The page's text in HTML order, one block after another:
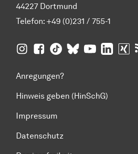
44227 Dortmund
Telefon: +49 (0)231 / 755-1
TU Dortmund aufInsta­gram
TU Dortmund auf
TU Dortmund auf
TU Dortmund
TU TU
Anregungen?
Hinweis geben (HinSchG)
Impressum
Datenschutz